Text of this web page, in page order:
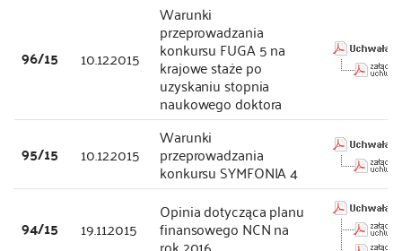
96/15 10.12.2015
Warunki
przeprowadzania
konkursu FUGA 5 na
krajowe staże po
uzyskaniu stopnia
naukowego doktora
95/15 10.12.2015
Warunki
przeprowadzania
konkursu SYMFONIA 4
94/15 19.11.2015
Opinia dotycząca planu
finansowego NCN na